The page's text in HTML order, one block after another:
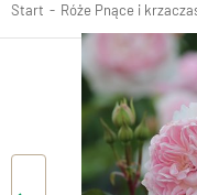
Start Róże Pnące i